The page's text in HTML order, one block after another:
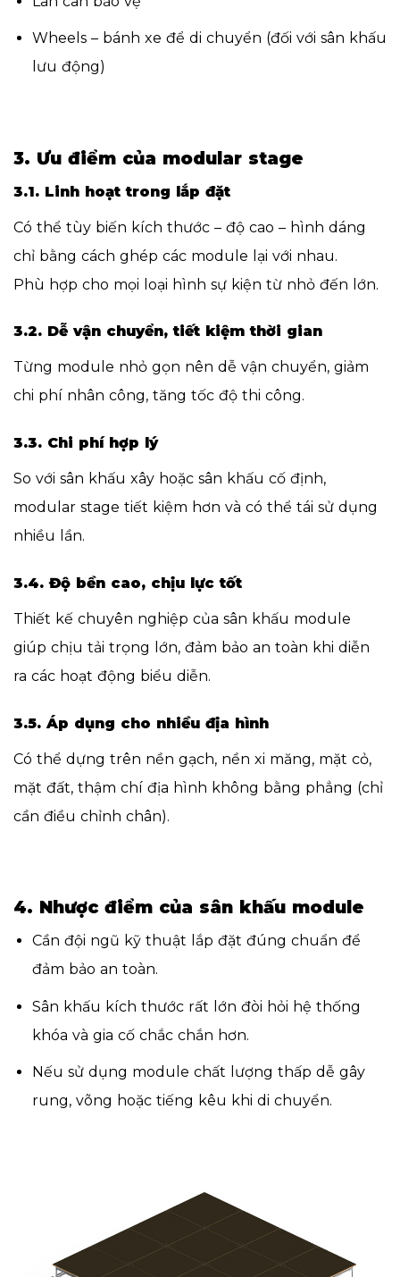
Wheels – bánh xe để di chuyển (đối với sân khấu
lưu động)
3. Ưu điểm của modular stage
3.1. Linh hoạt trong lắp đặt
Có thể tùy biến kích thước – độ cao – hình dáng
chỉ bằng cách ghép các module lại với nhau.
Phù hợp cho mọi loại hình sự kiện từ nhỏ đến lớn.
3.2. Dễ vận chuyển, tiết kiệm thời gian
Từng module nhỏ gọn nên dễ vận chuyển, giảm
chi phí nhân công, tăng tốc độ thi công.
3.3. Chi phí hợp lý
So với sân khấu xây hoặc sân khấu cố định,
modular stage tiết kiệm hơn và có thể tái sử dụng
nhiều lần.
3.4. Độ bền cao, chịu lực tốt
Thiết kế chuyên nghiệp của sân khấu module
giúp chịu tải trọng lớn, đảm bảo an toàn khi diễn
ra các hoạt động biểu diễn.
3.5. Áp dụng cho nhiều địa hình
Có thể dựng trên nền gạch, nền xi măng, mặt cỏ,
mặt đất, thậm chí địa hình không bằng phẳng (chỉ
cần điều chỉnh chân).
4. Nhược điểm của sân khấu module
Cần đội ngũ kỹ thuật lắp đặt đúng chuẩn để
đảm bảo an toàn.
Sân khấu kích thước rất lớn đòi hỏi hệ thống
khóa và gia cố chắc chắn hơn.
Nếu sử dụng module chất lượng thấp dễ gây
rung, võng hoặc tiếng kêu khi di chuyển.